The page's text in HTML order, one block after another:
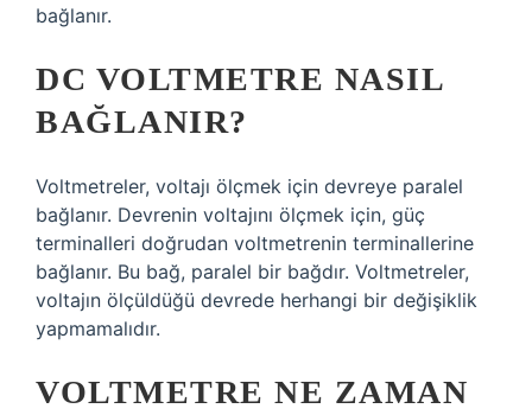
bağlanır.
DC VOLTMETRE NASIL
BAĞLANIR?
Voltmetreler, voltajı ölçmek için devreye paralel
bağlanır. Devrenin voltajını ölçmek için, güç
terminalleri doğrudan voltmetrenin terminallerine
bağlanır. Bu bağ, paralel bir bağdır. Voltmetreler,
voltajın ölçüldüğü devrede herhangi bir değişiklik
yapmamalıdır.
VOLTMETRE NE ZAMAN